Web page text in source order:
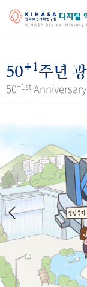
걸어온 길 기관
키
간행물 변천사
기록물 아카이브
사진 아카이브
50+1 주년 기념
성과 50선 숫자
50+1주년
50+1st